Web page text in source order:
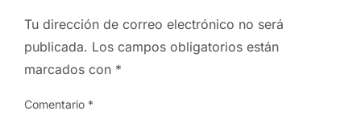
Tu dirección de correo electrónico no será
publicada. Los campos obligatorios están
marcados con *
Comentario *